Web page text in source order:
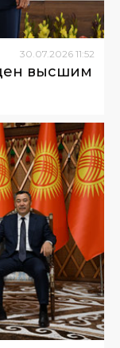
30.07.2026 11:52
высшим